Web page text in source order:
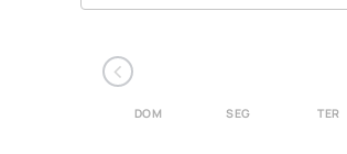
‹
DOM SEG TER